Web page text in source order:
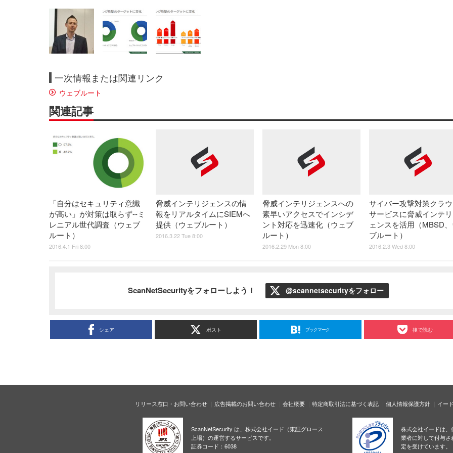
一次情報または関連リンク
ウェブルート
関連記事
「自分はセキュリティ意識
が高い」が対策は取らず--ミ
レニアル世代調査（ウェブ
ルート）
2016.4.1 Fri 8:00
脅威インテリジェンスの情
報をリアルタイムにSIEMへ
提供（ウェブルート）
2016.3.22 Tue 8:00
脅威インテリジェンスへの
素早いアクセスでインシデ
ント対応を迅速化（ウェブ
ルート）
2016.2.29 Mon 8:00
サイバー攻撃対策クラ
サービスに脅威インテ
ェンスを活用（MBSD
ブルート）
2016.2.3 Wed 8:00
ScanNetSecurityをフォローしよう！ @scannetsecurityをフォロー
シェア ポスト ブックマーク 後で読む
リリース窓口・お問い合わせ 広告掲載のお問い合わせ 会社概要 特定商取引法に基づく表記 個人情報保護方針 イー
ScanNetSecurity は、株式会社イード（東証グロース
上場）の運営するサービスです。
証券コード：6038
株式会社イードは
業者に対して付与
定を受けています。